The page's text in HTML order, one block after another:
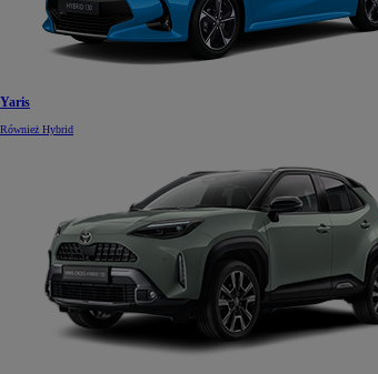
Yaris
Również Hybrid